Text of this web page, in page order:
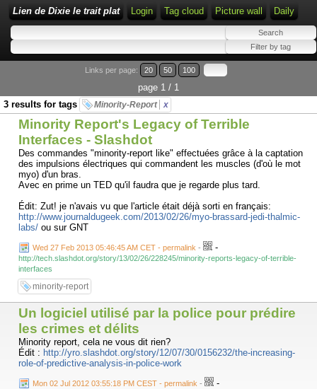
Lien de Dixie le trait plat Login Tag cloud Picture wall Daily
Links per page: 20 50 100
page 1 / 1
3 results for tags
Minority-Report x
Minority Report's Legacy of Terrible
Interfaces - Slashdot
Des commandes "minority-report like" effectuées grâce à la captation
des impulsions électriques qui commandent les muscles (d'où le mot
myo) d'un bras.
Avec en prime un TED qu'il faudra que je regarde plus tard.
Édit: Zut! je n'avais vu que l'article était déjà sorti en français:
http://www.journaldugeek.com/2013/02/26/myo-brassard-jedi-thalmic-
labs/ ou sur GNT
Wed 27 Feb 2013 05:46:45 AM CET - permalink - -
http://tech.slashdot.org/story/13/02/26/228245/minority-reports-legacy-of-terrible-
interfaces
minority-report
Un logiciel utilisé par la police pour prédire
les crimes et délits
Minority report, cela ne vous dit rien?
Édit : http://yro.slashdot.org/story/12/07/30/0156232/the-increasing-
role-of-predictive-analysis-in-police-work
Mon 02 Jul 2012 03:55:18 PM CEST - permalink - -